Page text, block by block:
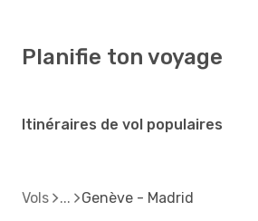
Planifie ton voyage
Itinéraires de vol populaires
Vols Genève - Madrid